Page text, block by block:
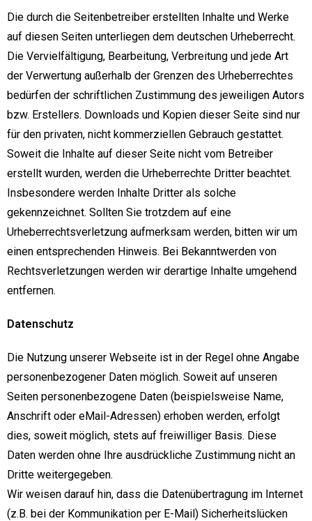
Die durch die Seitenbetreiber erstellten Inhalte und Werke
auf diesen Seiten unterliegen dem deutschen Urheberrecht.
Die Vervielfältigung, Bearbeitung, Verbreitung und jede Art
der Verwertung außerhalb der Grenzen des Urheberrechtes
bedürfen der schriftlichen Zustimmung des jeweiligen Autors
bzw. Erstellers. Downloads und Kopien dieser Seite sind nur
für den privaten, nicht kommerziellen Gebrauch gestattet.
Soweit die Inhalte auf dieser Seite nicht vom Betreiber
erstellt wurden, werden die Urheberrechte Dritter beachtet.
Insbesondere werden Inhalte Dritter als solche
gekennzeichnet. Sollten Sie trotzdem auf eine
Urheberrechtsverletzung aufmerksam werden, bitten wir um
einen entsprechenden Hinweis. Bei Bekanntwerden von
Rechtsverletzungen werden wir derartige Inhalte umgehend
entfernen.
Datenschutz
Die Nutzung unserer Webseite ist in der Regel ohne Angabe
personenbezogener Daten möglich. Soweit auf unseren
Seiten personenbezogene Daten (beispielsweise Name,
Anschrift oder eMail-Adressen) erhoben werden, erfolgt
dies, soweit möglich, stets auf freiwilliger Basis. Diese
Daten werden ohne Ihre ausdrückliche Zustimmung nicht an
Dritte weitergegeben.
Wir weisen darauf hin, dass die Datenübertragung im Internet
(z.B. bei der Kommunikation per E-Mail) Sicherheitslücken